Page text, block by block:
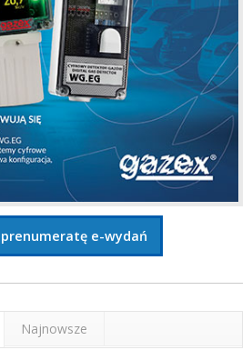
e-wydań
Najnowsze